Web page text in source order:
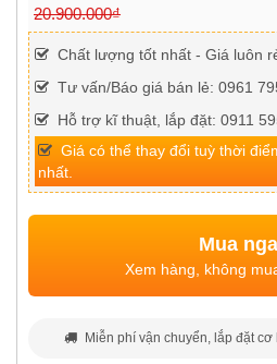
20.900.000₫
Chất lượng tốt nhất - Giá luôn
Tư vấn/Báo giá bán lẻ: 0961
Hỗ trợ kĩ thuật, lắp đặt: 0911
Giá có thể thay đổi tuỳ thời
nhất.
Mua
Xem hàng, không
Miễn phí vận chuyển, lắp đặt